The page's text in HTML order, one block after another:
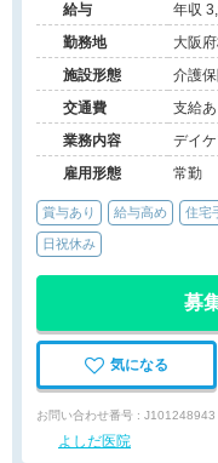
護・障がい福祉を包括
ケアセンター
給与
勤務地
大阪
施設形態
介護
交通費
支給あ
業務内容
デイ
雇用形態
常勤
賞与あり 給与高め 住宅
日祝休み
募
気になる
お問い合わせ番号 : J101248943
よしだ医院